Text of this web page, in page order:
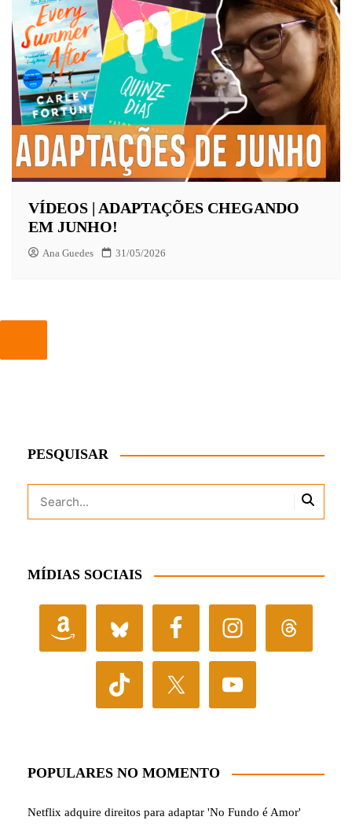
VÍDEOS | ADAPTAÇÕES CHEGANDO
EM JUNHO!
Ana Guedes 31/05/2026
PESQUISAR
MÍDIAS SOCIAIS
POPULARES NO MOMENTO
Netflix adquire direitos para adaptar 'No Fundo é Amor'